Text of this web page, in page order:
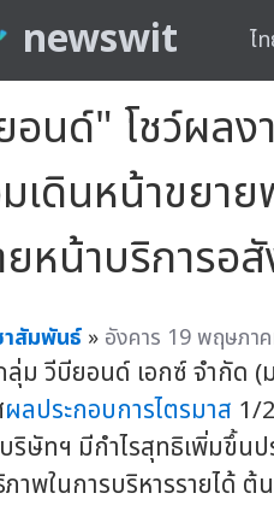
newswit ไ
อนด์" โชว์ผล
เดินหน้าขยา
หน้าบริการอ
าสัมพันธ์ » อังคาร 19 พฤษภา
ม วีบียอนด์ เอกซ์ จำกัด (
ผลประกอบการไตรมาส 1/
ริษัทฯ มีกำไรสุทธิเพิ่มขึ้น
าพในการบริหารรายได้